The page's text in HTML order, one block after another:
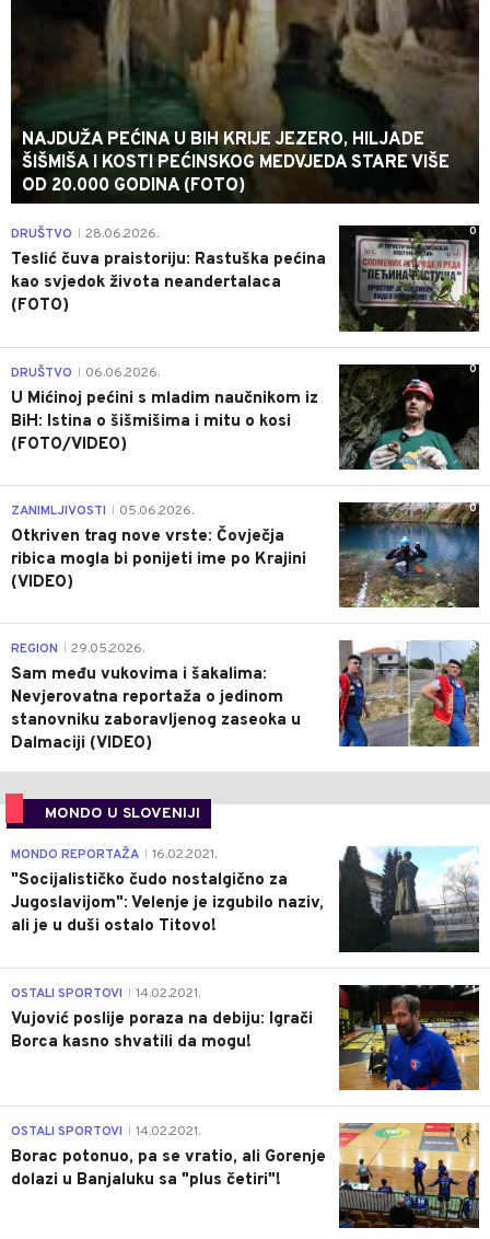
NAJDUŽA PEĆINA U BIH KRIJE JEZERO, HILJADE
ŠIŠMIŠA I KOSTI PEĆINSKOG MEDVJEDA STARE VIŠE
OD 20.000 GODINA (FOTO)
0
DRUŠTVO 28.06.2026.
Teslić čuva praistoriju: Rastuška pećina
kao svjedok života neandertalaca
(FOTO)
0
DRUŠTVO 06.06.2026.
U Mićinoj pećini s mladim naučnikom iz
BiH: Istina o šišmišima i mitu o kosi
(FOTO/VIDEO)
0
ZANIMLJIVOSTI 05.06.2026.
Otkriven trag nove vrste: Čovječja
ribica mogla bi ponijeti ime po Krajini
(VIDEO)
0
REGION 29.05.2026.
Sam među vukovima i šakalima:
Nevjerovatna reportaža o jedinom
stanovniku zaboravljenog zaseoka u
Dalmaciji (VIDEO)
MONDO U SLOVENIJI
4
MONDO REPORTAŽA 16.02.2021.
"Socijalističko čudo nostalgično za
Jugoslavijom": Velenje je izgubilo naziv,
ali je u duši ostalo Titovo!
1
OSTALI SPORTOVI 14.02.2021.
Vujović poslije poraza na debiju: Igrači
Borca kasno shvatili da mogu!
3
OSTALI SPORTOVI 14.02.2021.
Borac potonuo, pa se vratio, ali Gorenje
dolazi u Banjaluku sa "plus četiri"!